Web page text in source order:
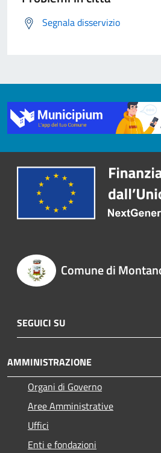
Segnala disservizio
Comune di
SEGUICI SU
AMMINISTRAZIONE
Organi di Governo
Aree Amministrative
Uffici
Enti e fondazioni